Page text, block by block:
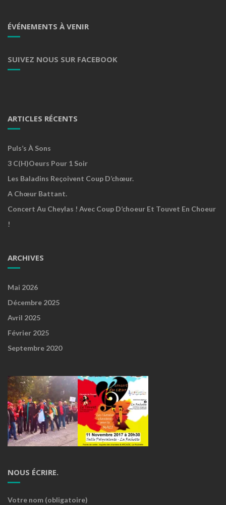
ÉVÉNEMENTS À VENIR
SUIVEZ NOUS SUR FACEBOOK
ARTICLES RÉCENTS
Puls’s À Sons
3 C(h)oeurs Pour 1 Soir
Les Baladins Reçoivent Coup D’chœur.
A Chœur Battant.
Concert Au Cheylas ! Avec Coup D’choeur Et Touvet En Choeur
!
ARCHIVES
Mai 2026
Décembre 2025
Avril 2025
Février 2025
Septembre 2020
NOUS ÉCRIRE.
Votre nom (obligatoire)